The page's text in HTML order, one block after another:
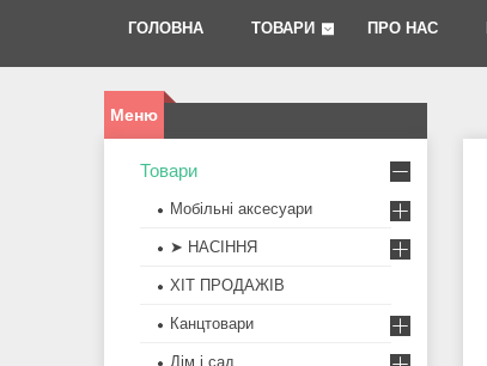
ГОЛОВНА ТОВАРИ ПРО НАС
Товари
Мобільні аксесуари
➤ НАСІННЯ
ХІТ ПРОДАЖІВ
Канцтовари
Дім і сад